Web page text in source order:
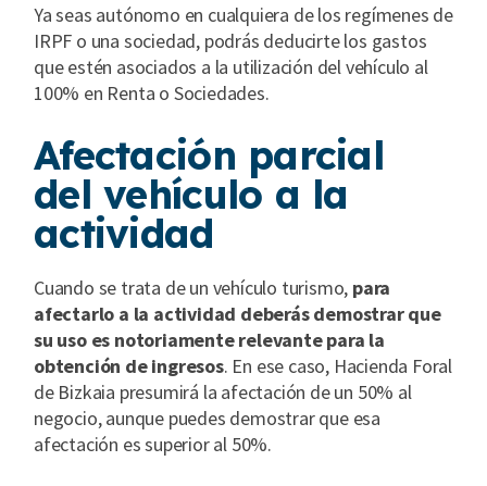
Ya seas autónomo en cualquiera de los regímenes de
IRPF o una sociedad, podrás deducirte los gastos
que estén asociados a la utilización del vehículo al
100% en Renta o Sociedades.
Afectación parcial
del vehículo a la
actividad
Cuando se trata de un vehículo turismo, para
afectarlo a la actividad deberás demostrar que
su uso es notoriamente relevante para la
obtención de ingresos. En ese caso, Hacienda Foral
de Bizkaia presumirá la afectación de un 50% al
negocio, aunque puedes demostrar que esa
afectación es superior al 50%.